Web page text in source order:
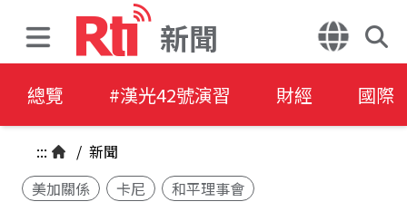
新聞
總覽 #漢光42號演習 財經 國際
::: / 新聞
美加關係
卡尼 和平理事會